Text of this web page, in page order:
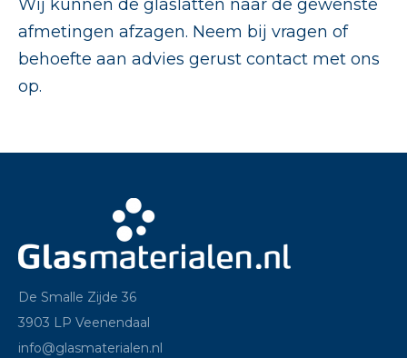
Wij kunnen de glaslatten naar de gewenste
afmetingen afzagen. Neem bij vragen of
behoefte aan advies gerust contact met ons
op.
De Smalle Zijde 36
3903 LP Veenendaal
info@glasmaterialen.nl